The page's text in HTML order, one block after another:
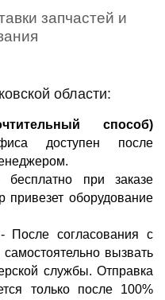
запчастей и
области:
способ)
доступен после
бесплатно при заказе
привезет оборудование
-
После согласования с
вызвать
службы. Отправка
только после 100%